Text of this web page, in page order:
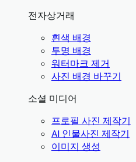
전자상거래
흰색 배경
투명 배경
워터마크 제거
사진 배경 바꾸기
소셜 미디어
프로필 사진 제작기
AI 인물사진 제작기
이미지 생성